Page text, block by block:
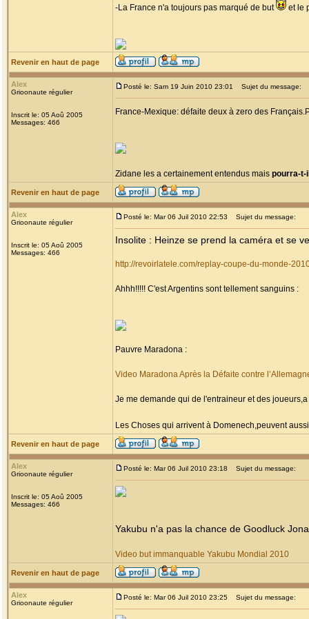
-La France n'a toujours pas marqué de but
et le
Revenir en haut de page
Alex
Grioonaute régulier
Inscrit le: 05 Aoû 2005
Messages: 466
Posté le: Sam 19 Juin 2010 23:01 Sujet du message:
France-Mexique: défaite deux à zero des
Zidane les a certainement entendus mais pourra-t-
Revenir en haut de page
Alex
Grioonaute régulier
Inscrit le: 05 Aoû 2005
Messages: 466
Posté le: Mar 06 Juil 2010 22:53 Sujet du message:
Insolite : Heinze se prend la caméra et se
http://revoirlatele.com/replay-coupe-du-monde-
Ahhh!!!!! C'est Argentins sont tellement sanguins :
Pauvre Maradona :
Video Maradona Après la Défaite contre
Je me demande qui de l'entraineur et des
Les Choses qui arrivent à Domenech,peuvent
Revenir en haut de page
Alex
Grioonaute régulier
Inscrit le: 05 Aoû 2005
Messages: 466
Posté le: Mar 06 Juil 2010 23:18 Sujet du message:
Yakubu n'a pas la chance de Goodluck
Video but immanquable Yakubu Mondial 2010
Revenir en haut de page
Alex
Grioonaute régulier
Posté le: Mar 06 Juil 2010 23:25 Sujet du message: